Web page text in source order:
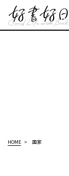
HOME 国家